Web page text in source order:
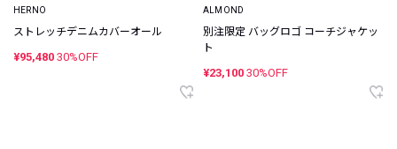
HERNO
ストレッチデニムカバーオール
¥95,480 30%OFF
ALMOND
別注限定 バッグロゴ コーチジャケッ
ト
¥23,100 30%OFF